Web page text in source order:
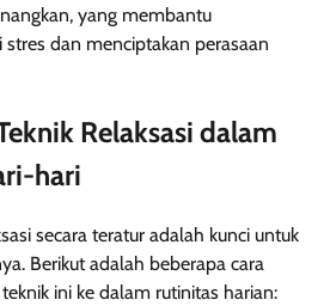
yang membantu
dan menciptakan perasaan
Relaksasi dalam
hari
secara teratur adalah kunci untuk
Berikut adalah beberapa cara
ini ke dalam rutinitas harian: